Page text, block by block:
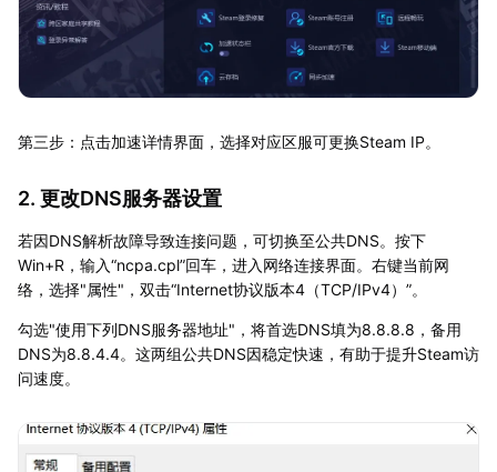
第三步：点击加速详情界面，选择对应区服可更换Steam IP。
2. 更改DNS服务器设置
若因DNS解析故障导致连接问题，可切换至公共DNS。按下
Win+R，输入“ncpa.cpl”回车，进入网络连接界面。右键当前网
络，选择"属性"，双击“Internet协议版本4（TCP/IPv4）”。
勾选"使用下列DNS服务器地址"，将首选DNS填为8.8.8.8，备用
DNS为8.8.4.4。这两组公共DNS因稳定快速，有助于提升Steam访
问速度。